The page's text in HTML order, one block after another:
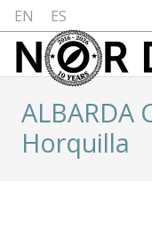
EN ES
ALBARDA
Horquilla